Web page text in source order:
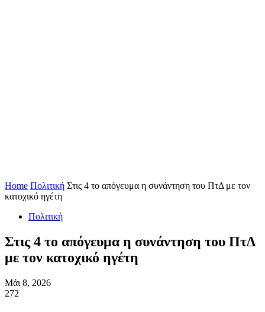
Home Πολιτική Στις 4 το απόγευμα η συνάντηση του ΠτΔ με τον
κατοχικό ηγέτη
Πολιτική
Στις 4 το απόγευμα η συνάντηση του ΠτΔ
με τον κατοχικό ηγέτη
Μάι 8, 2026
272